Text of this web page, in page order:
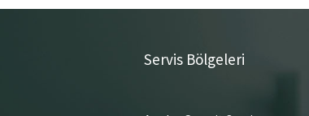
Servis Bölgeleri